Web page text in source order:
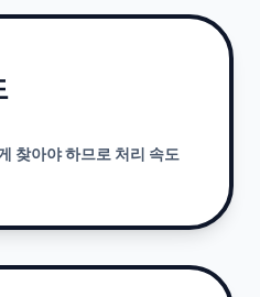
찾아야 하므로 처리 속도